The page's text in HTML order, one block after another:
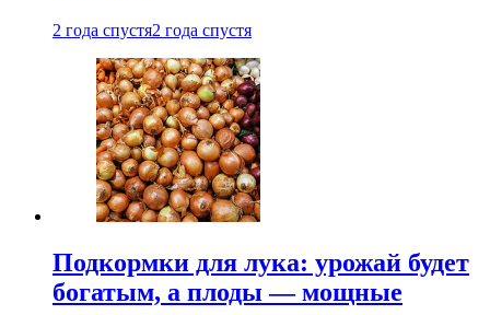
2 года спустя2 года спустя
Подкормки для лука: урожай будет
богатым, а плоды — мощные